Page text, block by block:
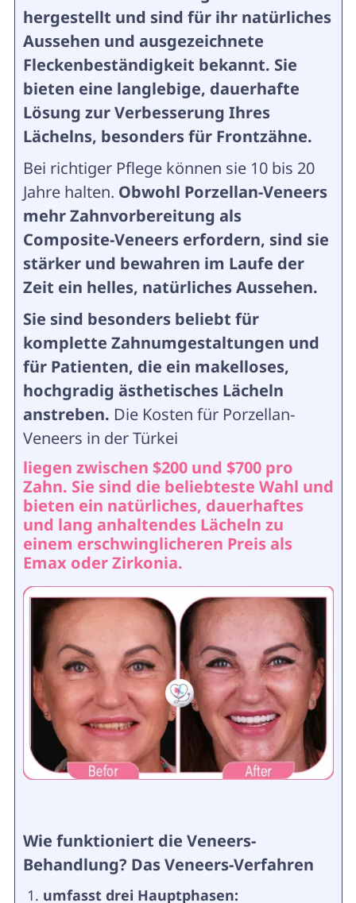
hergestellt und sind für ihr natürliches
Aussehen und ausgezeichnete
Fleckenbeständigkeit bekannt. Sie
bieten eine langlebige, dauerhafte
Lösung zur Verbesserung Ihres
Lächelns, besonders für Frontzähne.
Bei richtiger Pflege können sie 10 bis 20
Jahre halten. Obwohl Porzellan-Veneers
mehr Zahnvorbereitung als
Composite-Veneers erfordern, sind sie
stärker und bewahren im Laufe der
Zeit ein helles, natürliches Aussehen.
Sie sind besonders beliebt für
komplette Zahnumgestaltungen und
für Patienten, die ein makelloses,
hochgradig ästhetisches Lächeln
anstreben. Die Kosten für Porzellan-
Veneers in der Türkei
liegen zwischen $200 und $700 pro
Zahn. Sie sind die beliebteste Wahl und
bieten ein natürliches, dauerhaftes
und lang anhaltendes Lächeln zu
einem erschwinglicheren Preis als
Emax oder Zirkonia.
Wie funktioniert die Veneers-
Behandlung? Das Veneers-Verfahren
umfasst drei Hauptphasen: